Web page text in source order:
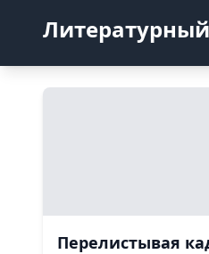
Перелистывая